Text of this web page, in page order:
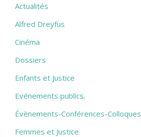
Actualités
Alfred Dreyfus
Cinéma
Dossiers
Enfants et Justice
Evénements publics.
Évènements-Conférences-Colloques
Femmes et Justice